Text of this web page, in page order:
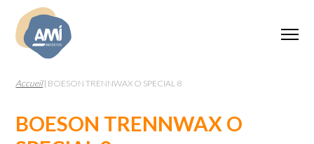
Accueil| BOESON TRENNWAX O SPECIAL 8
BOESON TRENNWAX O